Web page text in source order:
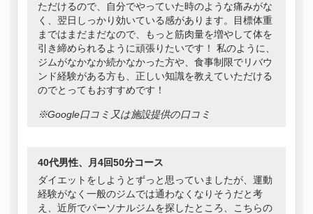
ただけるので、自分でやっていた時のような痛みがな
く、翌日しっかり効いている感があります。目標体重
まではまだまだなので、もっと筋肉量を増やして体を
引き締められるように頑張りたいです！ 私のように、
ジムがなかなか続かなかった方や、食事制限でリバウ
ンド経験がある方も、正しい知識を教えていただける
のでとってもおすすめです！
※Google口コミ又は施設提供の口コミ
40代男性、月4回50分コース
ダイエットをしようとずっと思っていましたが、運動
経験がなく一般のジムでは通わなくなりそうだと考
え、近所でパーソナルジムを探したところ、こちらの